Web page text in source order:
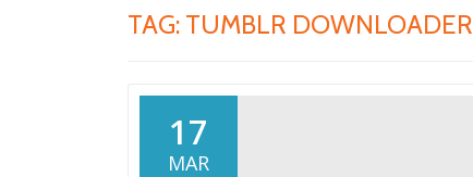
TAG: TUMBLR DOWNLOADER
17
MAR